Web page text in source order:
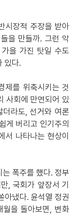
시장적 주장을 받아
을 만들까. 그런 악
을 가진 탓일 수도
있다.
제를 위축시키는 것
사회에 만연되어 있
라도, 선거와 여론
게 버리고 인기주의
서 나타나는 현상이
폭주를 했다. 정부
, 국회가 앞장서 기
아냈다. 윤석열 정권
을 돌아보면, 변화